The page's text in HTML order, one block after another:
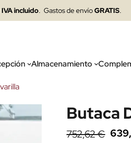
incluido. Gastos de envíoGRATIS.
Almacenamiento
Butaca
752,62 €